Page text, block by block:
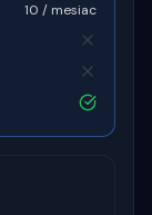
10 / mesiac